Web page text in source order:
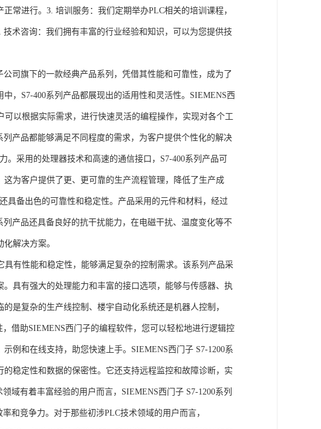
常进行。3. 培训服务：我们定期举办PLC相关的培训课程，
术咨询：我们拥有丰富的行业经验和知识，可以为您提供技
旗下的一款经典产品系列，凭借其性能和可靠性，成为了
，S7-400系列产品都展现出的适用性和灵活性。SIEMENS西
以根据实际需求，进行快速灵活的编程操作，实现对各个工
产品都能够满足不同程度的需求，为客户提供个性化的解决
。采用的处理器技术和高速的通信接口，S7-400系列产品可
为客户提供了更、更可靠的生产流程管理，降低了生产成
具备出色的可靠性和稳定性。产品采用的元件和材料，经过
产品还具备良好的抗干扰能力，在电磁干扰、温度变化等不
解决方案。
性能和稳定性，能够满足复杂的控制需求。该系列产品采
具有强大的处理能力和丰富的接口选项，能够与传感器、执
是复杂的生产线控制、楼宇自动化系统还是机器人控制，
借助SIEMENS西门子的编程软件，您可以轻松地进行逻辑控
例和在线支持，助您快速上手。SIEMENS西门子 S7-1200系
稳定性和数据的保密性。它还支持远程监控和故障诊断，实
域有着丰富经验的用户而言，SIEMENS西门子 S7-1200系列
和竞争力。对于那些初涉PLC技术领域的用户而言，